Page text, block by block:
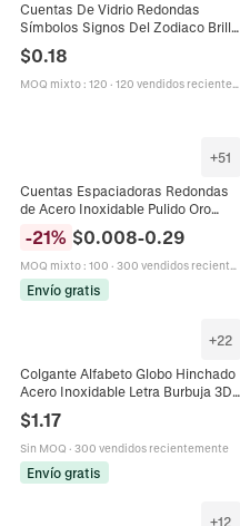
Cuentas De Vidrio Redondas
Símbolos Signos Del Zodiaco Brillo
Metálico Iridiscente Para Joyería
Artesanal DIY
$0.18
MOQ mixto: 120 · 120 vendidos recientemente
+51
Cuentas Espaciadoras Redondas
de Acero Inoxidable Pulido Oro
Plata Bola Metálica Agujero
Pasante Cuentas Sueltas para
Fabricación Joyas DIY
-21% $0.008-0.29
MOQ mixto: 100 · 300 vendidos recientemente
Envío gratis
+22
Colgante Alfabeto Globo Hinchado
Acero Inoxidable Letra Burbuja 3D
Accesorio Joyería Metálica Para
Collar Pulsera
$1.17
Sin MOQ · 300 vendidos recientemente
Envío gratis
+12